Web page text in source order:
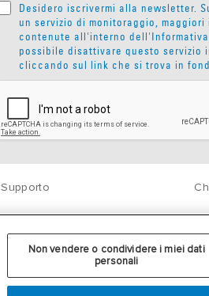
Desidero iscrivermi alla newsletter.
un servizio di monitoraggio, maggiori
contenute all'interno dell'
possibile disattivare questo servizio
cliccando sul link che si trova in
Supporto
Non vendere o condividere i miei dati
personali